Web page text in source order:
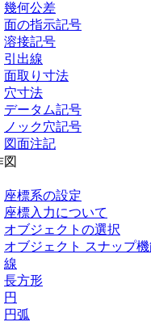
幾何公差
面の指示記号
溶接記号
引出線
面取り寸法
穴寸法
データム記号
ノック穴記号
図面注記
図
座標系の設定
座標入力について
オブジェクトの選択
オブジェクト スナップ
線
長方形
円
円弧